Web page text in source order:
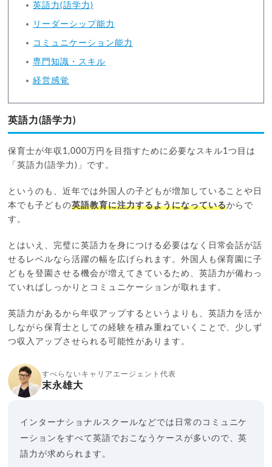
英語力(語学力)
リーダーシップ能力
コミュニケーション能力
専門知識・スキル
経営感覚
英語力(語学力)
保育士が年収1,000万円を目指すために必要なスキル1つ目は
「英語力(語学力)」です。
というのも、近年では外国人の子どもが増加していることや日
本でも子どもの英語教育に注力するようになっているからで
す。
とはいえ、完璧に英語力を身につける必要はなく日常会話が話
せるレベルなら活躍の幅を広げられます。外国人も保育園に子
どもを登園させる機会が増えてきているため、英語力が備わっ
ていればしっかりとコミュニケーションが取れます。
英語力があるから年収アップするというよりも、英語力を活か
しながら保育士としての経験を積み重ねていくことで、少しず
つ収入アップさせられる可能性があります。
すべらないキャリアエージェント代表
末永雄大
インターナショナルスクールなどでは日常のコミュニケ
ーションをすべて英語でおこなうケースが多いので、英
語力が求められます。